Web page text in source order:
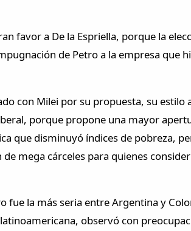
favor a De la Espriella, porque la
de Petro a la empresa que
con Milei por su propuesta, su estilo
porque propone una mayor
que disminuyó índices de pobreza,
mega cárceles para quienes
fue la más seria entre Argentina y
observó con